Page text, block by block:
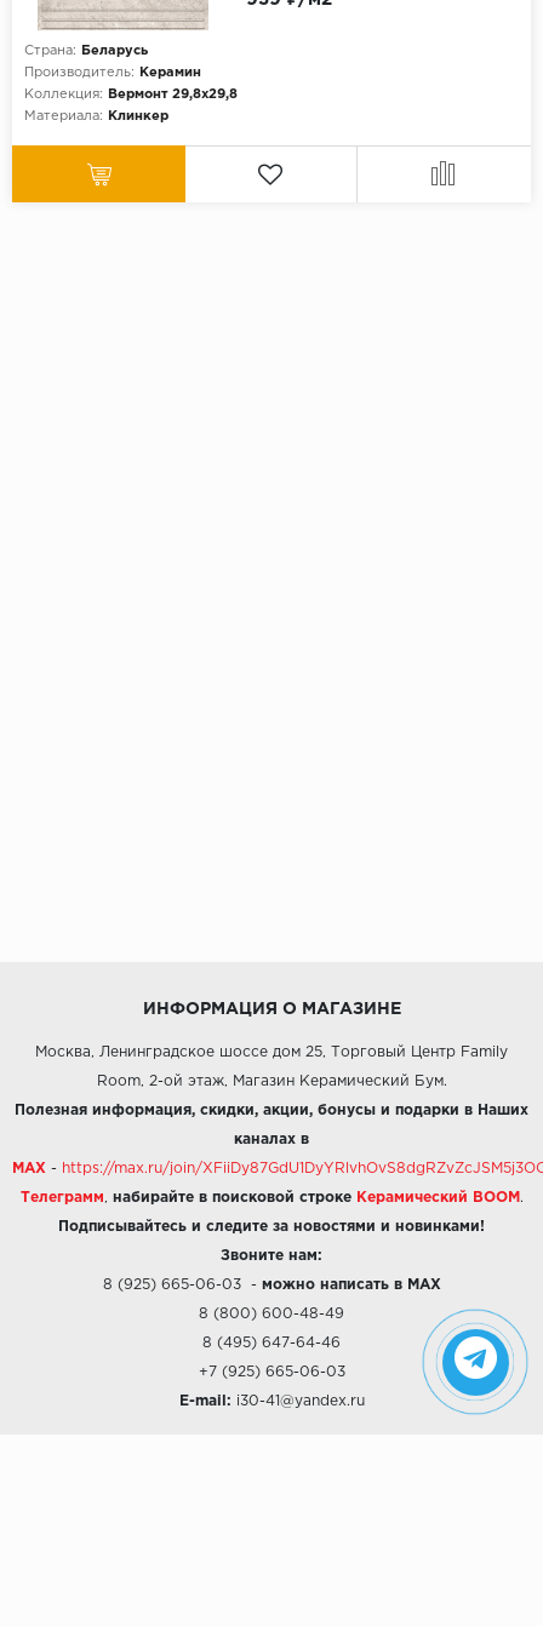
Страна:
Беларусь
Производитель:
Керамин
Коллекция:
Вермонт 29,8х29,8
Материала:
Клинкер
ИНФОРМАЦИЯ О МАГАЗИНЕ
Москва, Ленинградское шоссе дом 25, Торговый Центр Family
Room, 2-ой этаж, Магазин Керамический Бум.
Полезная информация, скидки, акции, бонусы и подарки в Наших
каналах в
MAX - https://max.ru/join/
Телеграмм набирайте в поисковой строке Керамический BOOM .
Подписывайтесь и следите за новостями и новинками!
Звоните нам:
8 (925) 665-06-03- можно написать в MAX
8 (800) 600-48-49
8 (495) 647-64-46
+7 (925) 665-06-03
E-mail: i30-41@yandex.ru